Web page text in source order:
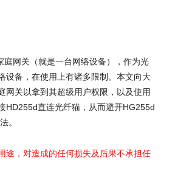
庭网关（就是一台网络设备），作为光
设备，在使用上有诸多限制。本文向大
网关以拿到其超级用户权限，以及使用
HD255d直连光纤猫，从而避开HG255d
。
途，对造成的任何损失及后果不承担任